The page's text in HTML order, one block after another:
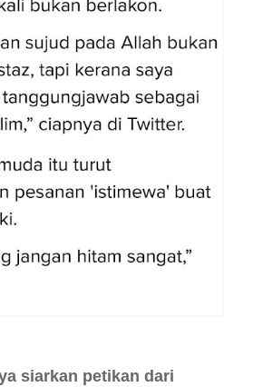
siarkan petikan dari